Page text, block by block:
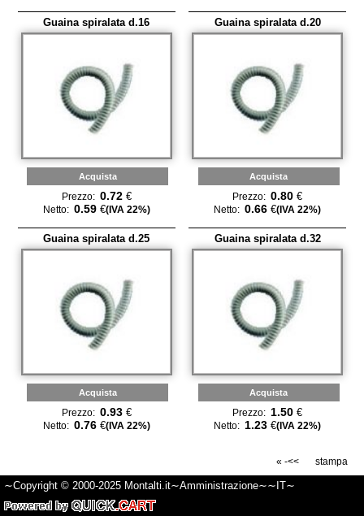
Guaina spiralata d.16
Acquista
Prezzo: 0.72 €
Netto: 0.59 €(IVA 22%)
Guaina spiralata d.20
Acquista
Prezzo: 0.80 €
Netto: 0.66 €(IVA 22%)
Guaina spiralata d.25
Acquista
Prezzo: 0.93 €
Netto: 0.76 €(IVA 22%)
Guaina spiralata d.32
Acquista
Prezzo: 1.50 €
Netto: 1.23 €(IVA 22%)
stampa
« -<<
∼Copyright © 2000-2025 Montalti.it∼Amministrazione∼∼ IT∼